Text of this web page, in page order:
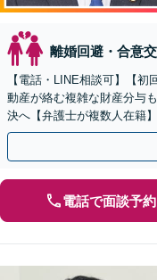
離婚回避・合意
【電話・LINE相談可】【
動産が絡む複雑な財産分与
決へ【弁護士が複数人在籍
間面談可】【子連れ相談可
電話で面談予約